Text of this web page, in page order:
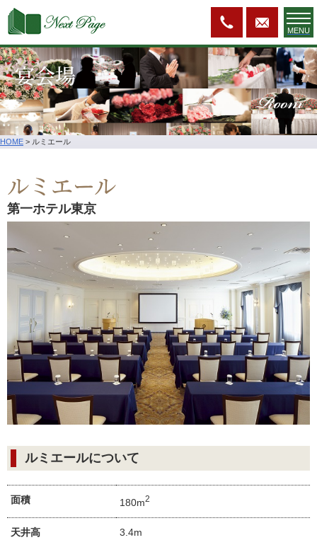
MENU
宴会場 Room
HOME > ルミエール
ルミエール
第一ホテル東京
ルミエールについて
面積 180m2
天井高 3.4m